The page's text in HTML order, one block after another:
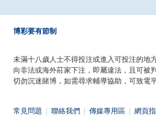
博彩要有節制
未滿十八歲人士不得投注或進入可投注的地方
向非法或海外莊家下注，即屬違法，且可被判
切勿沉迷賭博，如需尋求輔導協助，可致電
常見問題 聯絡我們 傳媒專用區 網頁